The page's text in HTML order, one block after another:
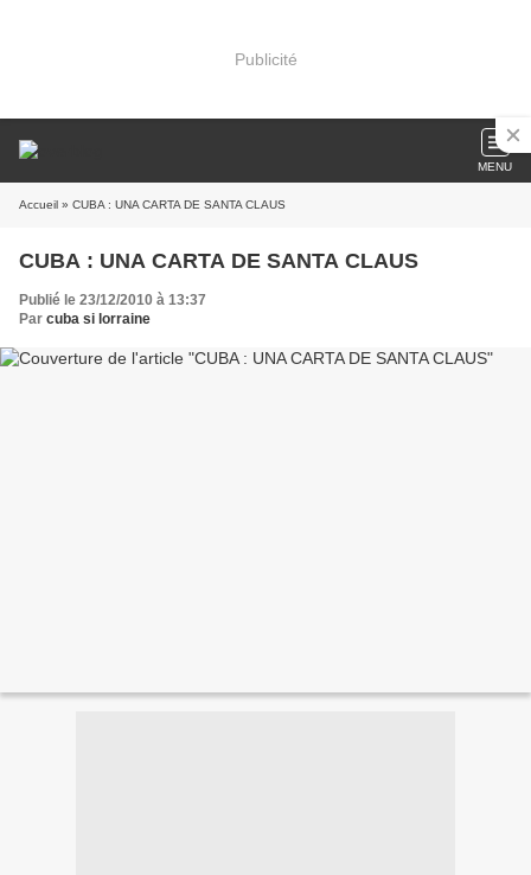
Publicité
MENU
Accueil » CUBA : UNA CARTA DE SANTA CLAUS
CUBA : UNA CARTA DE SANTA CLAUS
Publié le 23/12/2010 à 13:37
Par cuba si lorraine